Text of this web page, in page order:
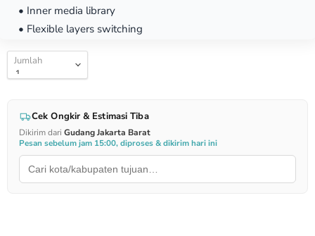
• Inner media library
• Flexible layers switching
Jumlah
Cek Ongkir & Estimasi Tiba
Dikirim dari Gudang Jakarta Barat
Pesan sebelum jam 15:00, diproses & dikirim hari ini